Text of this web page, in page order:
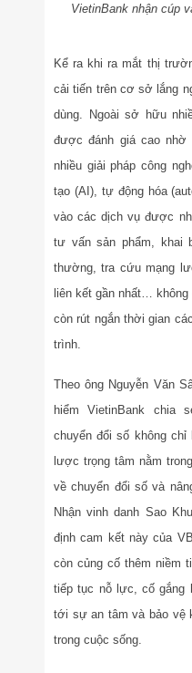
VietinBank nhận cúp
Kể ra khi ra mắt thị
cải tiến trên cơ sở lắng
dùng. Ngoài sở hữu
được đánh giá cao nhờ
nhiều giải pháp công
tạo (AI), tự động hóa
vào các dịch vụ được
tư vấn sản phẩm, khai
thường, tra cứu mạng
liên kết gần nhất…
còn rút ngắn thời gian
trình.
Theo ông Nguyễn Văn
hiểm VietinBank chia
chuyển đổi số không
lược trọng tâm nằm
về chuyển đổi số và
Nhận vinh danh Sao
định cam kết này của
còn củng cố thêm niềm
tiếp tục nỗ lực, cố gắng
tới sự an tâm và bảo vệ
trong cuộc sống.